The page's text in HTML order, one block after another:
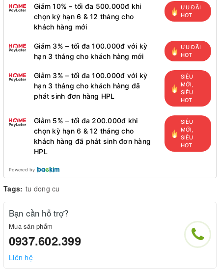
Giảm 10% – tối đa 500.000đ khi
chọn kỳ hạn 6 & 12 tháng cho
khách hàng mới
ƯU ĐÃI
HOT
Giảm 3% – tối đa 100.000đ với kỳ
hạn 3 tháng cho khách hàng mới
ƯU ĐÃI
HOT
Giảm 3% – tối đa 100.000đ với kỳ
hạn 3 tháng cho khách hàng đã
phát sinh đơn hàng HPL
SIÊU
MỚI,
SIÊU
HOT
Giảm 5% – tối đa 200.000đ khi
chọn kỳ hạn 6 & 12 tháng cho
khách hàng đã phát sinh đơn hàng
HPL
SIÊU
MỚI,
SIÊU
HOT
Powered by
Tags: tu dong cu
Bạn cần hỗ trợ?
Mua sản phẩm
0937.602.399
Liên hệ